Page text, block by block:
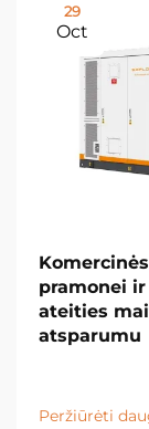
29
Oct
pramonei
ateities
atsparumu
Peržiūrėti